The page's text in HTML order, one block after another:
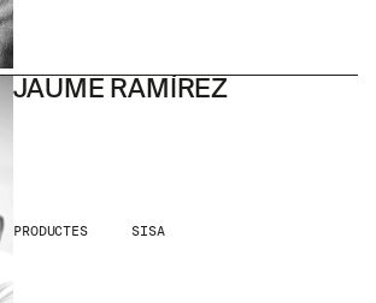
JAUME RAMÍREZ
PRODUCTES SISA